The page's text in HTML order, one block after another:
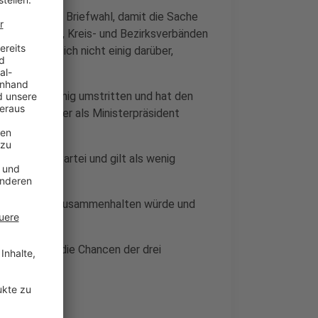
einmal per Briefwahl, damit die Sache
Landes-, Kreis- und Bezirksverbänden
sind sich nicht einig darüber,
macht.
Partei wenig umstritten und hat den
Einzige, der als Ministerpräsident
in der Partei und gilt als wenig
gut zusammenhalten würde und
Partei.
über die Chancen der drei